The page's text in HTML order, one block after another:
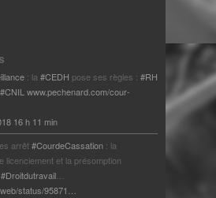
: la#CEDH pose ses règles : #RH
#CNILwww.pechenard.com/cour-
16 h 11 min
arrêt#CourdeCassation : la
licenciement et la présomption
#Droitdutravail…
status/95871…